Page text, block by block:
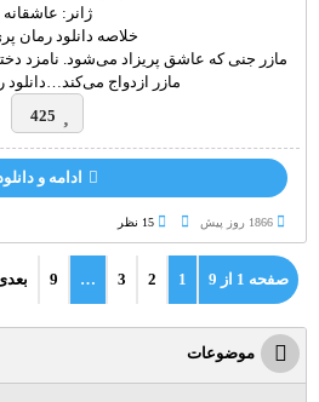
ژانر: عاشقانه
خلاصه دانلود رمان
مازر جنی که عاشق پریزاد می‌شود. نامزد
مازر ازدواج می‌کند…دانلود
425
ادامه و
1866 روز پيش 15 نظر
صفحه 1 از 9 1
2
3
…
9
موضوعات